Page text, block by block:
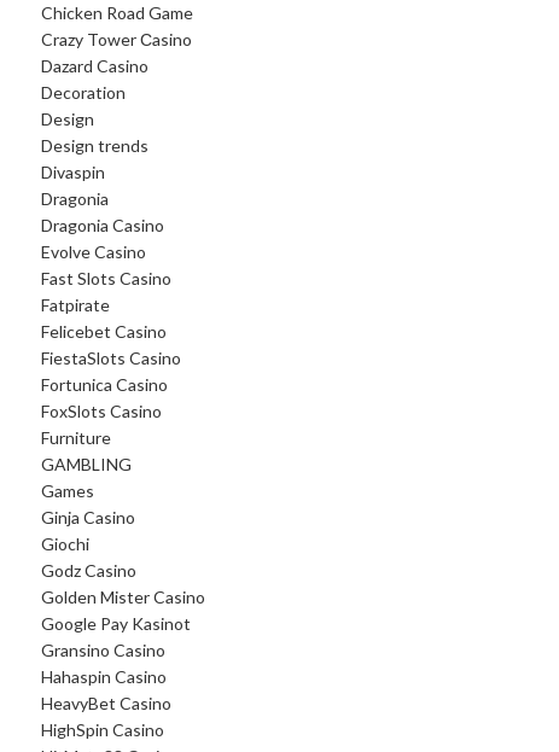
Chicken Road Game
Crazy Tower Сasino
Dazard Casino
Decoration
Design
Design trends
Divaspin
Dragonia
Dragonia Casino
Evolve Casino
Fast Slots Casino
Fatpirate
Felicebet Casino
FiestaSlots Casino
Fortunica Casino
FoxSlots Casino
Furniture
GAMBLING
Games
Ginja Casino
Giochi
Godz Casino
Golden Mister Casino
Google Pay Kasinot
Gransino Casino
Hahaspin Casino
HeavyBet Casino
HighSpin Casino